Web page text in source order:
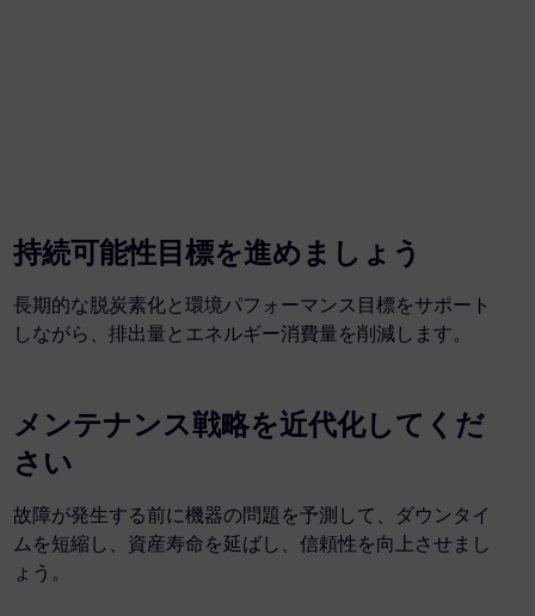
持続可能性目標を進めましょう
長期的な脱炭素化と環境パフォーマンス目標をサポート
しながら、排出量とエネルギー消費量を削減します。
メンテナンス戦略を近代化してくだ
さい
故障が発生する前に機器の問題を予測して、ダウンタイ
ムを短縮し、資産寿命を延ばし、信頼性を向上させまし
ょう。